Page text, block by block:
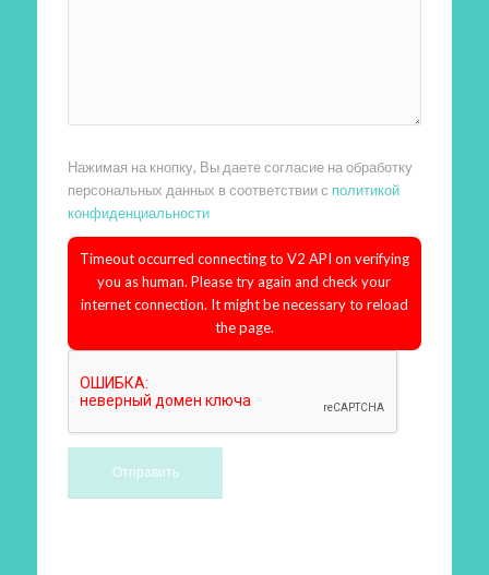
Нажимая на кнопку, Вы даете согласие на обработку
персональных данных в соответствии с политикой
конфиденциальности
Timeout occurred connecting to V2 API on verifying
you as human. Please try again and check your
internet connection. It might be necessary to reload
the page.